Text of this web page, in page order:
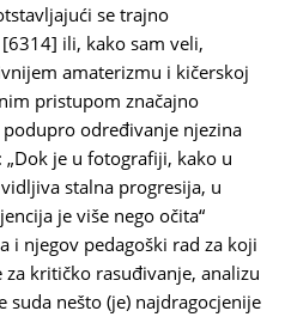
se trajno
ili, kako sam veli,
amaterizmu i kičerskoj
pristupom značajno
određivanje njezina
je u fotografiji, kako u
stalna progresija, u
je više nego očita“
i njegov pedagoški rad za koji
za kritičko rasuđivanje, analizu
suda nešto (je) najdragocjenije